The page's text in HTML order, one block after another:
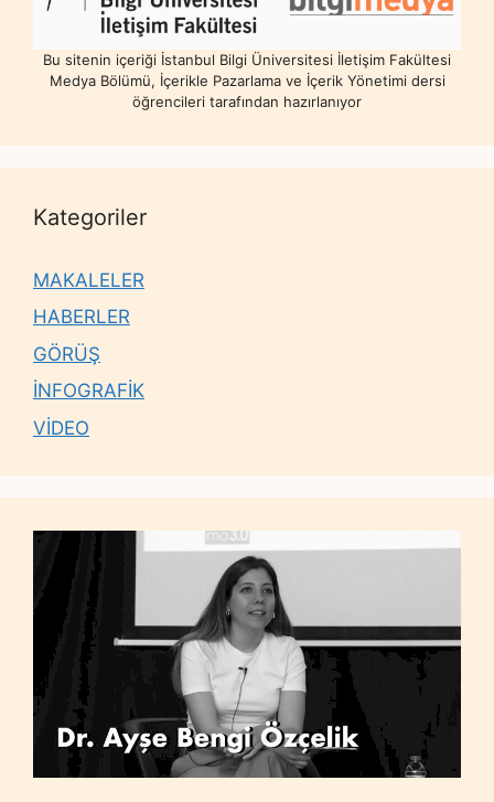
Bu sitenin içeriği İstanbul Bilgi Üniversitesi İletişim Fakültesi
Medya Bölümü, İçerikle Pazarlama ve İçerik Yönetimi dersi
öğrencileri tarafından hazırlanıyor
Kategoriler
MAKALELER
HABERLER
GÖRÜŞ
İNFOGRAFİK
VİDEO